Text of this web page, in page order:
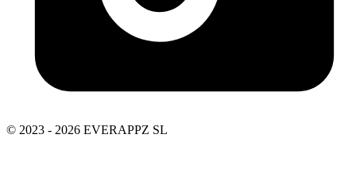
© 2023 - 2026 EVERAPPZ SL